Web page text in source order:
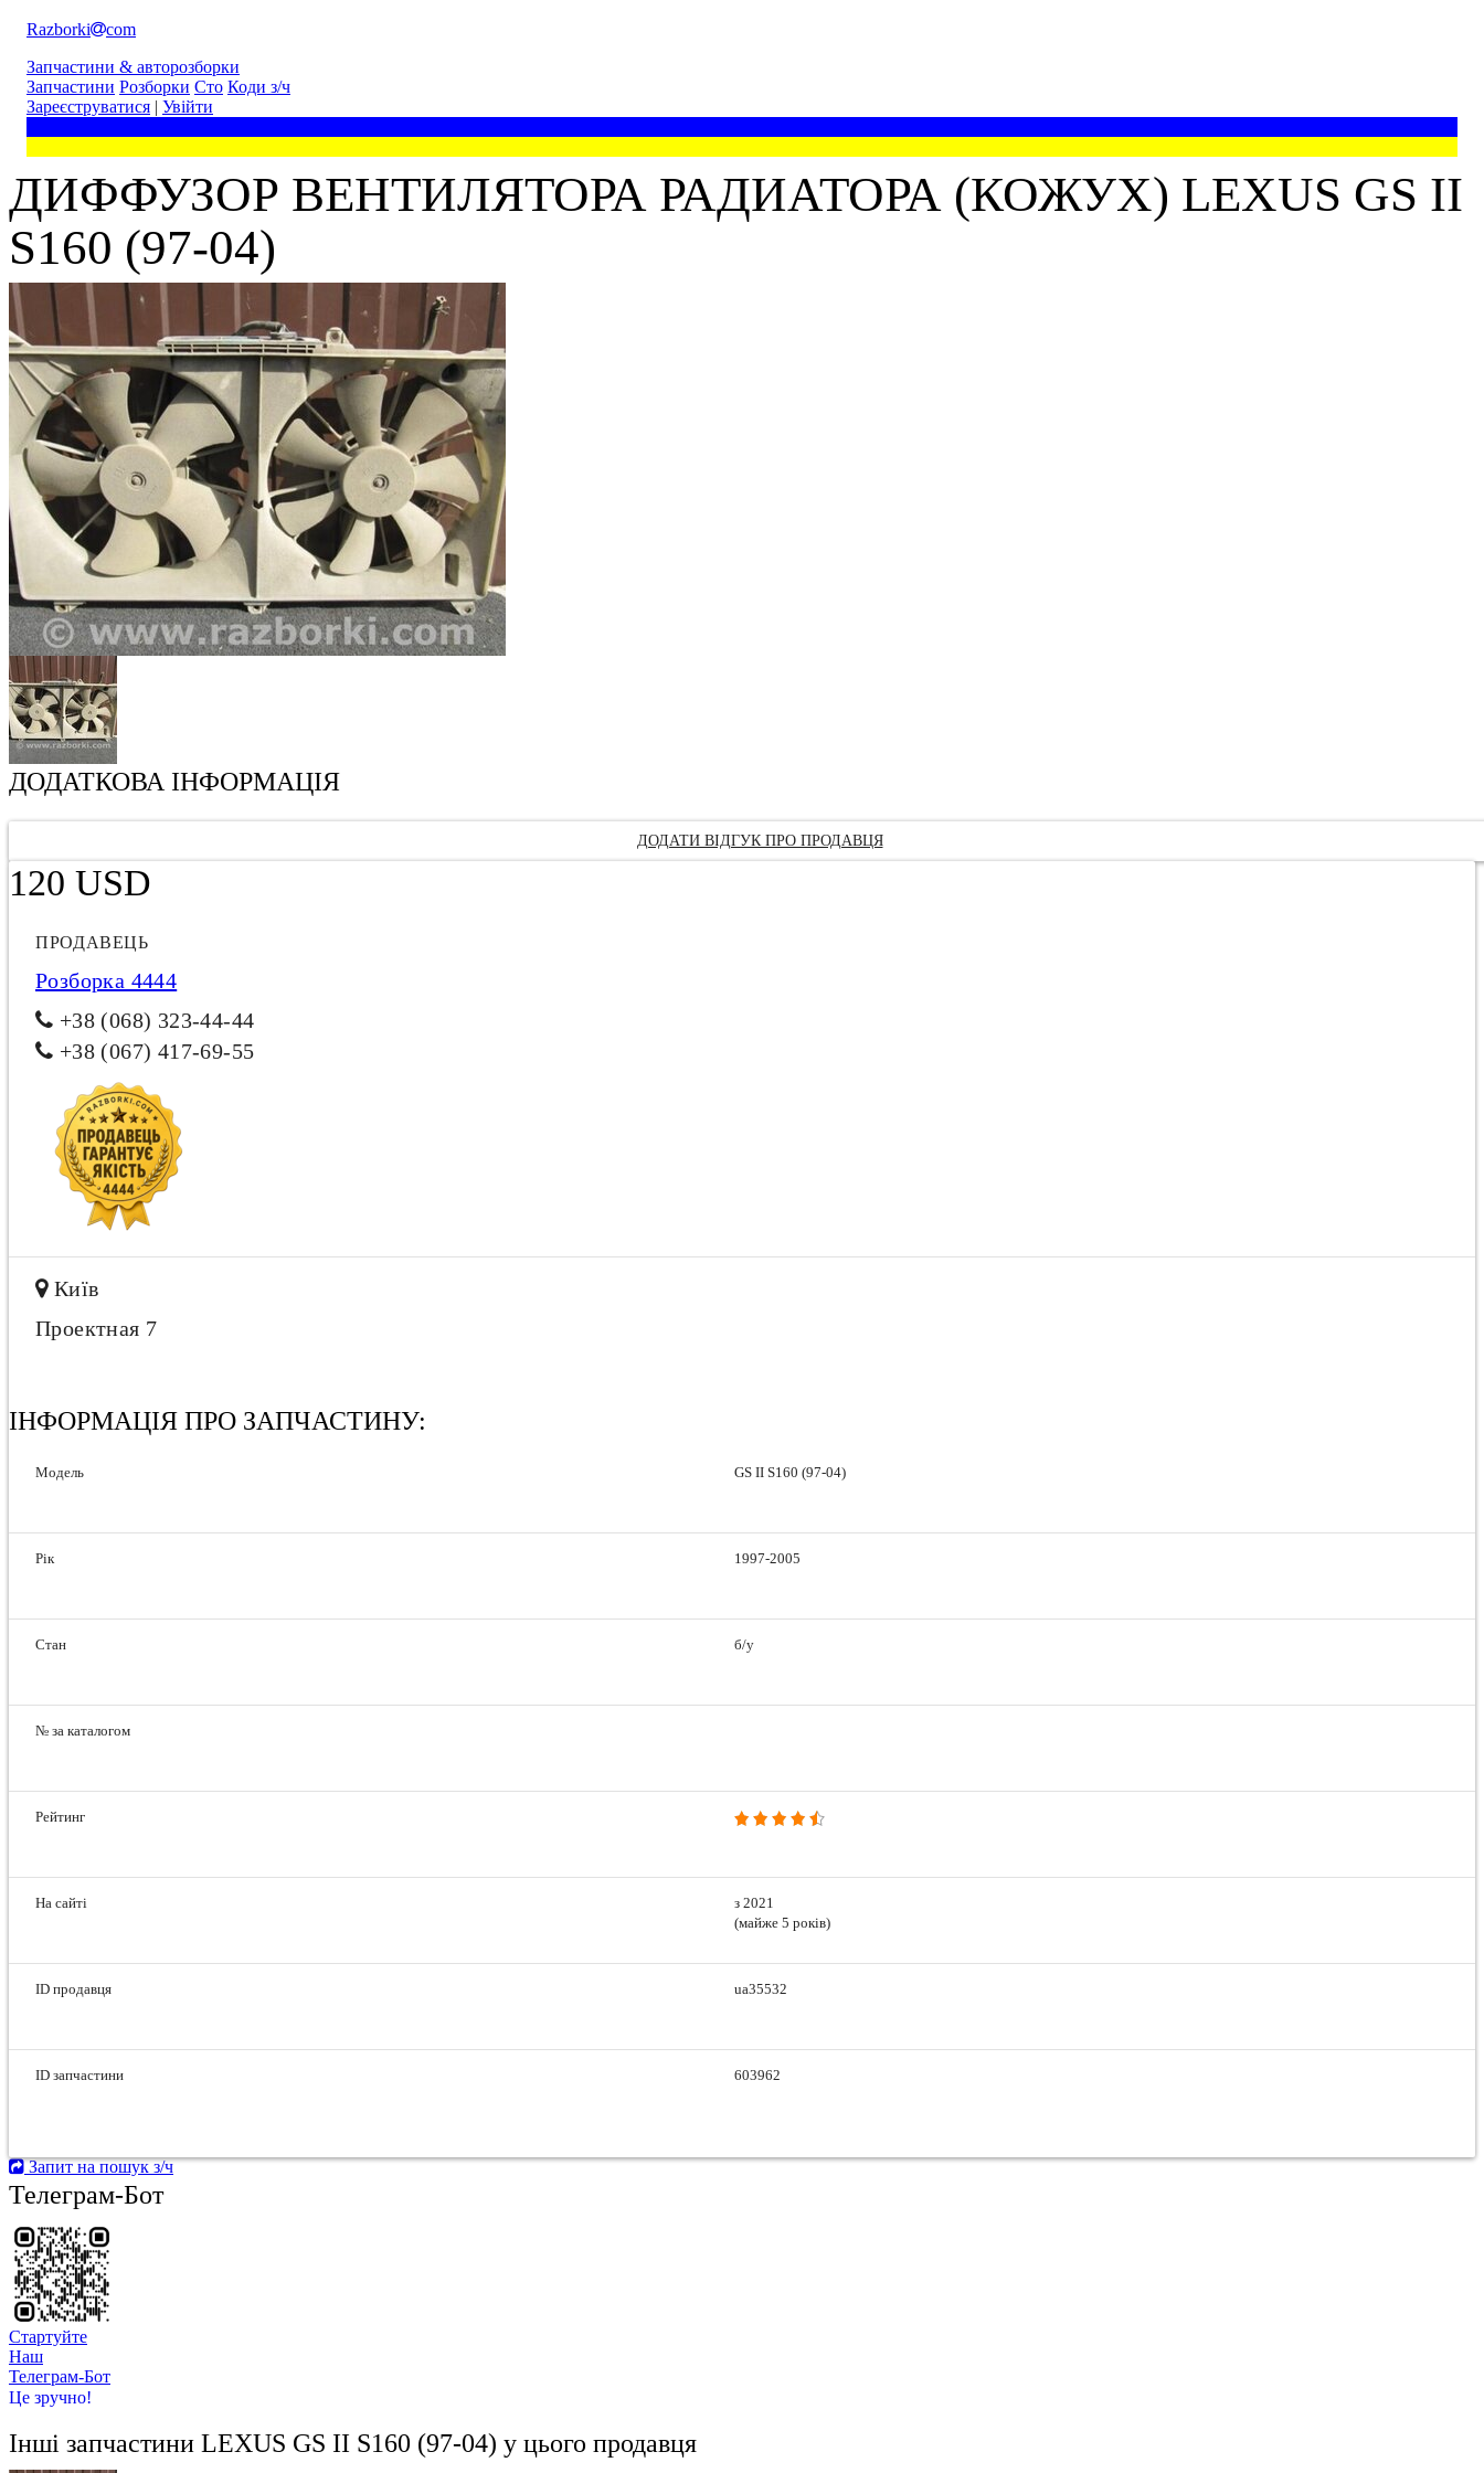
Razborki
com
Запчастини & авторозборки
Запчастини Розборки Сто Коди з/ч
Зареєструватися | Увійти
ДИФФУЗОР ВЕНТИЛЯТОРА РАДИАТОРА (КОЖУХ) LEXUS GS II
S160 (97-04)
ДОДАТКОВА ІНФОРМАЦІЯ
ДОДАТИ ВІДГУК ПРО ПРОДАВЦЯ
120 USD
ПРОДАВЕЦЬ
Розборка 4444
+38 (068) 323-44-44
+38 (067) 417-69-55
Київ
Проектная 7
ІНФОРМАЦІЯ ПРО ЗАПЧАСТИНУ:
Модель GS II S160 (97-04)
Рік 1997-2005
Стан б/у
№ за каталогом
Рейтинг
На сайті
з 2021
(майже 5 років)
ID продавця ua35532
ID запчастини 603962
Запит на пошук з/ч
Телеграм-Бот
Стартуйте
Hаш
Телеграм-Бот
Це зручно!
Інші запчастини LEXUS GS II S160 (97-04) у цього продавця